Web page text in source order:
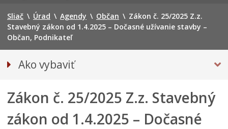
Sliač \ Úrad \ Agendy \ Občan \ Zákon č. 25/2025 Z.z.
Stavebný zákon od 1.4.2025 – Dočasné užívanie stavby –
Občan, Podnikateľ
Ako vybaviť
Podnikateľ
Zákon č. 25/2025 Z.z. Stavebný
zákon od 1.4.2025 – Dočasné